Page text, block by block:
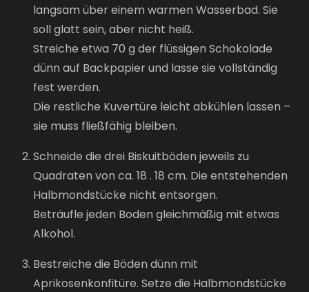
langsam über einem warmen Wasserbad. Sie
soll glatt sein, aber nicht heiß.
Streiche etwa 70 g der flüssigen Schokolade
dünn auf Backpapier und lasse sie vollständig
fest werden.
Die restliche Kuvertüre leicht abkühlen lassen –
sie muss fließfähig bleiben.
Schneide die drei Biskuitböden jeweils zu
Quadraten von ca. 18 . 18 cm. Die entstehenden
Halbmondstücke nicht entsorgen.
Beträufle jeden Boden gleichmäßig mit etwas
Alkohol.
Bestreiche die Böden dünn mit
Aprikosenkonfitüre. Setze die Halbmondstücke